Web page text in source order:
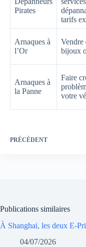
Pirates
tarifs
Arnaques à
l’Or
Vendre
bijoux
Arnaques à
la Panne
Faire
votre
PRÉCÉDENT
Publications similaires
À Shanghai, les deux E-
04/07/2026